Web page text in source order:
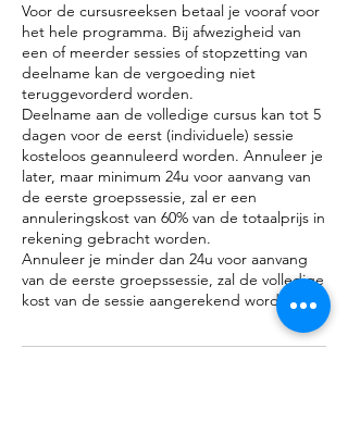
Voor de cursusreeksen betaal je vooraf voor
het hele programma. Bij afwezigheid van
een of meerder sessies of stopzetting van
deelname kan de vergoeding niet
teruggevorderd worden.
Deelname aan de volledige cursus kan tot 5
dagen voor de eerst (individuele) sessie
kosteloos geannuleerd worden. Annuleer je
later, maar minimum 24u voor aanvang van
de eerste groepssessie, zal er een
annuleringskost van 60% van de totaalprijs in
rekening gebracht worden.
Annuleer je minder dan 24u voor aanvang
van de eerste groepssessie, zal de volledige
kost van de sessie aangerekend worden.